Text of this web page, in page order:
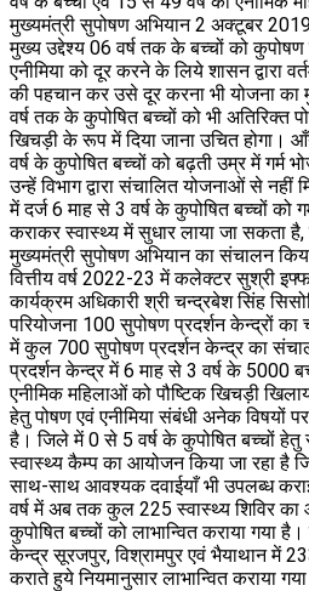
मुख्यमंत्री सुपोषण अभियान 2 अक्टूबर
मुख्य उद्देश्य 06 वर्ष तक के बच्चों को
एनीमिया को दूर करने के लिये शासन द्वारा
की पहचान कर उसे दूर करना भी योजना का
वर्ष तक के कुपोषित बच्चों को भी अतिरिक्त
खिचड़ी के रूप में दिया जाना उचित होगा।
वर्ष के कुपोषित बच्चों को बढ़ती उम्र में गर्म
उन्हें विभाग द्वारा संचालित योजनाओं से नहीं
में दर्ज 6 माह से 3 वर्ष के कुपोषित बच्चों को
कराकर स्वास्थ्य में सुधार लाया जा सकता
मुख्यमंत्री सुपोषण अभियान का संचालन
वित्तीय वर्ष 2022-23 में कलेक्टर सुश्री
कार्यक्रम अधिकारी श्री चन्द्रबेश सिंह
परियोजना 100 सुपोषण प्रदर्शन केन्द्रों
में कुल 700 सुपोषण प्रदर्शन केन्द्र का
प्रदर्शन केन्द्र में 6 माह से 3 वर्ष के 5000
एनीमिक महिलाओं को पौष्टिक खिचड़ी
हेतु पोषण एवं एनीमिया संबंधी अनेक विषयों
है। जिले में 0 से 5 वर्ष के कुपोषित बच्चों हेतु
स्वास्थ्य कैम्प का आयोजन किया जा रहा है
साथ-साथ आवश्यक दवाईयाँ भी उपलब्ध
वर्ष में अब तक कुल 225 स्वास्थ्य शिविर
कुपोषित बच्चों को लाभान्वित कराया गया
केन्द्र सूरजपुर, विश्रामपुर एवं भैयाथान में
कराते हुये नियमानुसार लाभान्वित कराया